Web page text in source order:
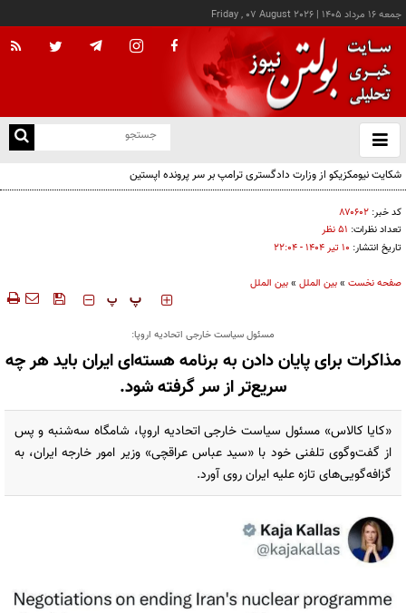
جمعه ۱۶ مرداد ۱۴۰۵ |
Friday , 07 August 2026
باز
و
کد خبر: ۸۷۰۶۰۲
تعداد نظرات: ۵۱ نظر
تاریخ انتشار: ۱۰ تير ۱۴۰۴ - ۲۲:۰۴
صفحه نخست »بین الملل »بین الملل
‍‍‍ پ پ
مسئول سیاست خارجی اتحادیه اروپا:
مذاکرات برای پایان دادن به برنامه هسته‌ای ایران باید هر چه
سریع‌تر از سر گرفته شود.
«کایا کالاس» مسئول سیاست خارجی اتحادیه اروپا، شامگاه سه‌شنبه و پس
از گفت‌وگوی تلفنی خود با «سید عباس عراقچی» وزیر امور خارجه ایران، به
گزافه‌گویی‌های تازه علیه ایران روی آورد.